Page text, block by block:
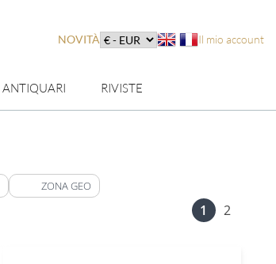
NOVITÀ Il mio account
ANTIQUARI RIVISTE
ZONA GEO
1 2